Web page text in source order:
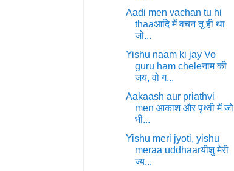
Aadi men vachan tu hi
thaaआदि में वचन तू ही था
जो...
Yishu naam ki jay Vo
guru ham cheleनाम की
जय, वो ग...
Aakaash aur priathvi
men आकाश और पृथ्वी में जो
भी...
Yishu meri jyoti, yishu
meraa uddhaarयीशु मेरी
ज्य...